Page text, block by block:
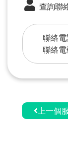
查詢聯
聯絡
聯絡電
上一個